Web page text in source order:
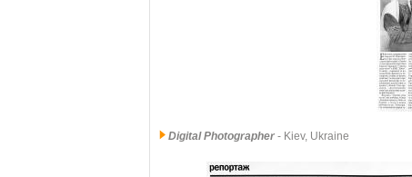
Digital Photographer - Kiev, Ukraine